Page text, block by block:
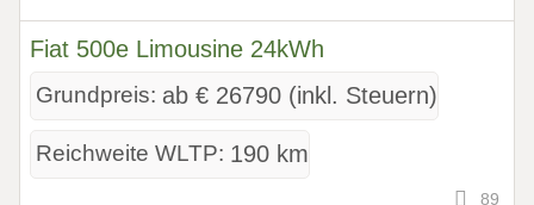
Fiat 500e Limousine 24kWh
Grundpreis: ab € 26790 (inkl. Steuern)
Reichweite WLTP: 190 km
89